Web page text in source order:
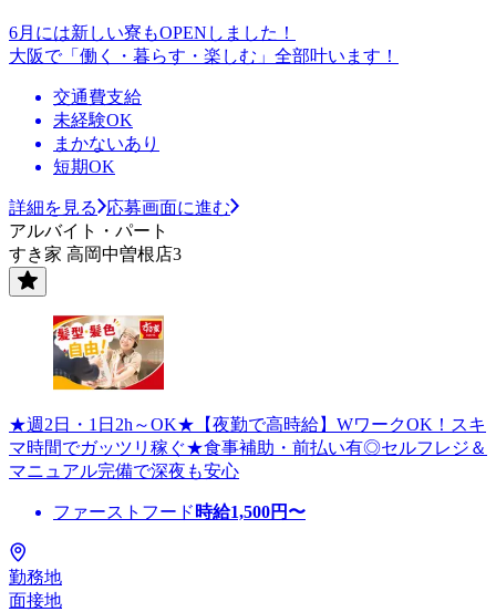
6月には新しい寮もOPENしました！
大阪で「働く・暮らす・楽しむ」全部叶います！
交通費支給
未経験OK
まかないあり
短期OK
詳細を見る
応募画面に進む
アルバイト・パート
すき家 高岡中曽根店3
★週2日・1日2h～OK★【夜勤で高時給】WワークOK！スキ
マ時間でガッツリ稼ぐ★食事補助・前払い有◎セルフレジ＆
マニュアル完備で深夜も安心
ファーストフード 時給1,500円〜
勤務地
面接地